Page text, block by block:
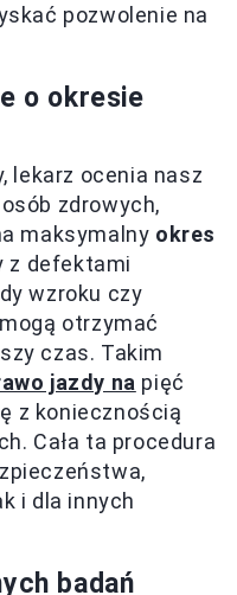
pozwolenie na
o okresie
lekarz ocenia nasz
zdrowych,
maksymalny okres
z defektami
wzroku czy
otrzymać
czas. Takim
jazdy na pięć
z koniecznością
Cała ta procedura
i dla innych
badań